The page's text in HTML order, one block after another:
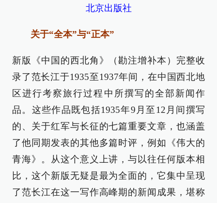
北京出版社
关于“全本”与“正本”
新版《中国的西北角》（勘注增补本）完整收
录了范长江于1935至1937年间，在中国西北地
区进行考察旅行过程中所撰写的全部新闻作
品。这些作品既包括1935年9月至12月间撰写
的、关于红军与长征的七篇重要文章，也涵盖
了他同期发表的其他多篇时评，例如《伟大的
青海》。从这个意义上讲，与以往任何版本相
比，这个新版无疑是最为全面的，它集中呈现
了范长江在这一写作高峰期的新闻成果，堪称